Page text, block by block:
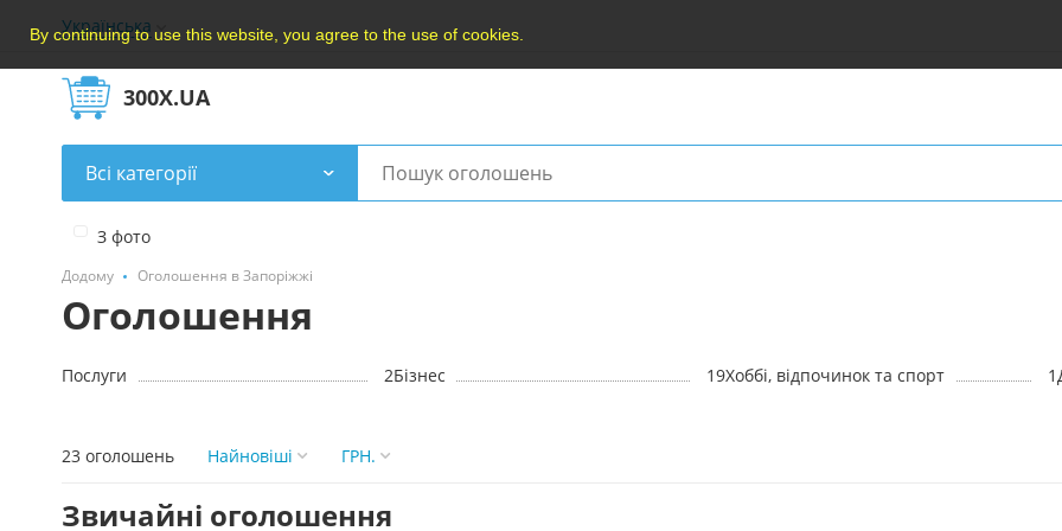
By continuing to use this website, you agree to the use of cookies.
Українська
300X.UA
Всі категорії
З фото
Додому Оголошення в Запоріжжі
Оголошення
Послуги 2Бізнес 19Хоббі, відпочинок та спорт 1
23 оголошень Найновішi ГРН.
Звичайні оголошення